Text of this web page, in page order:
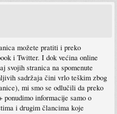
možete pratiti i preko
i Twitter. I dok većina online
svojih stranica na spomenute
sadržaja čini vrlo teškim zbog
mi smo se odlučili da preko
ponudimo informacije samo o
i drugim člancima koje